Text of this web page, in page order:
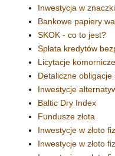
Inwestycja w znaczki
Bankowe papiery
SKOK - co to jest?
Spłata kredytów
Licytacje komornicze
Detaliczne obligacje
Inwestycje
Baltic Dry Index
Fundusze złota
Inwestycje w złoto
Inwestycje w złoto